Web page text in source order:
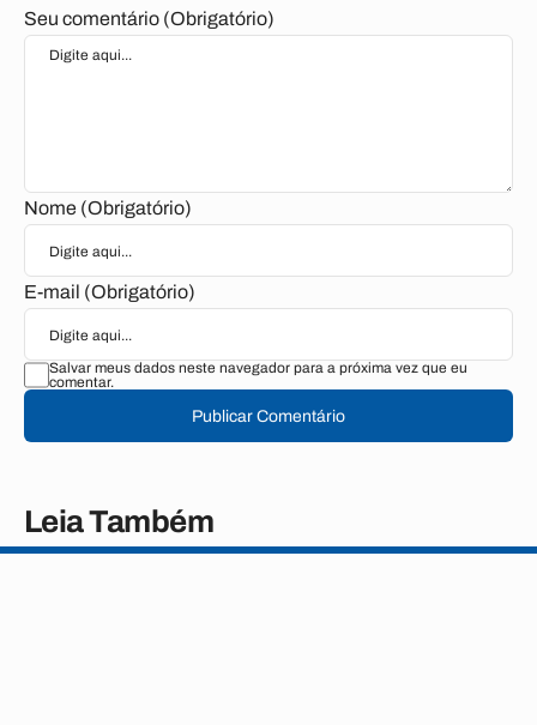
Seu comentário (Obrigatório)
Nome (Obrigatório)
E-mail (Obrigatório)
Salvar meus dados neste navegador para a próxima vez que eu
comentar.
Publicar Comentário
Leia Também